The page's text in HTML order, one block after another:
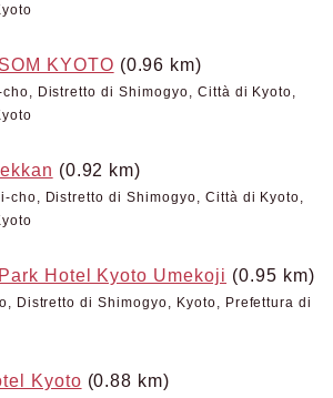
KYOTO (0.96 km)
Distretto di Shimogyo, Città di Kyoto,
(0.92 km)
cho, Distretto di Shimogyo, Città di Kyoto,
Hotel Kyoto Umekoji (0.95 km)
Distretto di Shimogyo, Kyoto, Prefettura di
Kyoto (0.88 km)